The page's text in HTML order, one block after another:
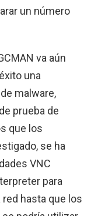
un número
va aún
una
malware,
prueba de
que los
se ha
VNC
para
hasta que los